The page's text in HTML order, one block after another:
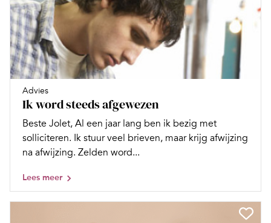
Advies
Ik word steeds afgewezen
Beste Jolet, Al een jaar lang ben ik bezig met
solliciteren. Ik stuur veel brieven, maar krijg afwijzing
na afwijzing. Zelden word...
Lees meer